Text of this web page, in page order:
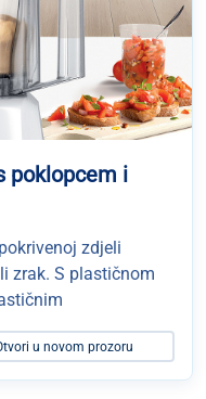
poklopcem i
zdjeli
zrak. S plastičnom
u novom prozoru